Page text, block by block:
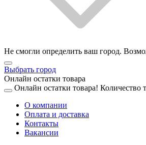
Не смогли определить ваш город.
Выбрать город
Онлайн остатки товара
Онлайн остатки товара! Количество
О компании
Оплата и доставка
Контакты
Вакансии